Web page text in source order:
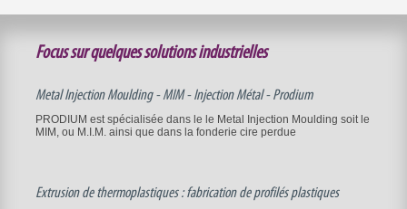
Focus sur quelques solutions industrielles
Metal Injection Moulding - MIM - Injection Métal - Prodium
PRODIUM est spécialisée dans le le Metal Injection Moulding soit le
MIM, ou M.I.M. ainsi que dans la fonderie cire perdue
Extrusion de thermoplastiques : fabrication de profilés plastiques